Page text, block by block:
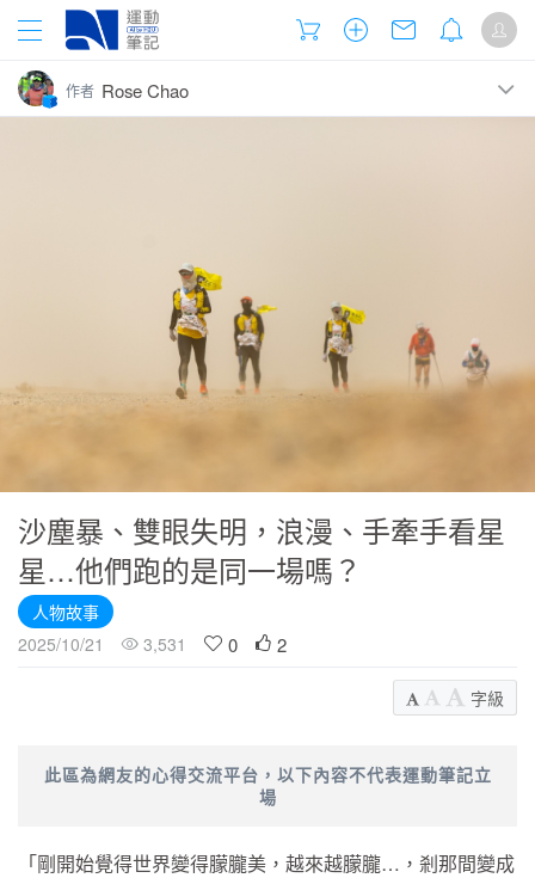
作者 Rose Chao
我喜歡帶別人跑步的感覺～
跑而優則「划」是一種風潮？
忍住沒吃那好大的白草莓…他破PB了！
沙塵暴、雙眼失明，浪漫、手牽手看星
星…他們跑的是同一場嗎？
人物故事
2025/10/21
3,531 0 2
字級
此區為網友的心得交流平台，以下內容不代表運動筆記立
場
「剛開始覺得世界變得朦朧美，越來越朦朧…，剎那間變成